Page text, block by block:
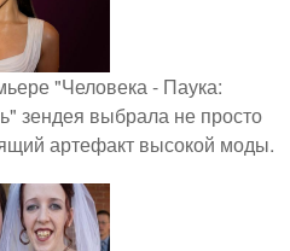
"Человека - Паука:
зендея выбрала не просто
артефакт высокой моды.